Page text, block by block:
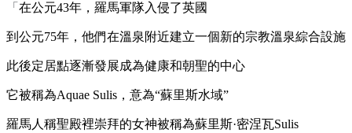
「 在公元43年，羅馬軍隊入侵了英國
到公元75年，他們在溫泉附近建立一個新的宗教溫泉綜合設施
此後定居點逐漸發展成為健康和朝聖的中心
它被稱為Aquae Sulis，意為“蘇里斯水域”
羅馬人稱聖殿裡崇拜的女神被稱為蘇里斯·密涅瓦Sulis